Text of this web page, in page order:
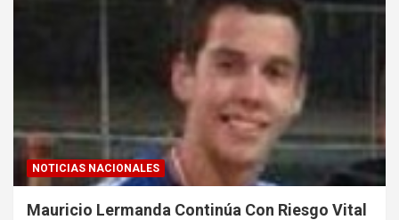
NOTICIAS NACIONALES
Mauricio Lermanda Continúa Con Riesgo Vital